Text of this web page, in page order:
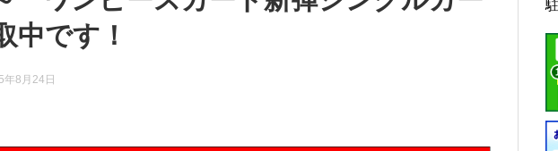
中です！
年8月24日